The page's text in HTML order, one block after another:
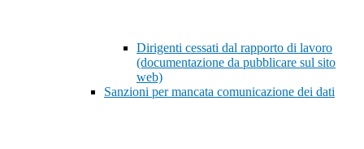
Dirigenti cessati dal rapporto di lavoro
(documentazione da pubblicare sul sito
web)
Sanzioni per mancata comunicazione dei dati